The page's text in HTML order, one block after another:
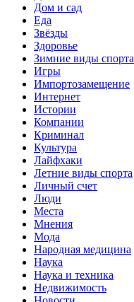
Дом и сад
Еда
Звёзды
Здоровье
Зимние виды спорта
Игры
Импортозамещение
Интернет
Истории
Компании
Криминал
Культура
Лайфхаки
Летние виды спорта
Личный счет
Люди
Места
Мнения
Мода
Народная медицина
Наука
Наука и техника
Недвижимость